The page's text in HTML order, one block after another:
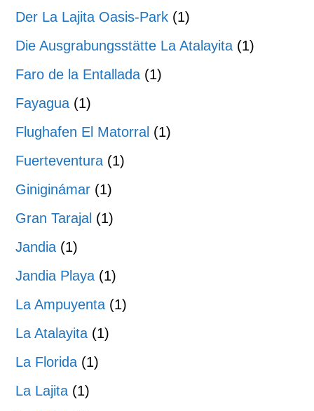
Der La Lajita Oasis-Park (1)
Die Ausgrabungsstätte La Atalayita (1)
Faro de la Entallada (1)
Fayagua (1)
Flughafen El Matorral (1)
Fuerteventura (1)
Giniginámar (1)
Gran Tarajal (1)
Jandia (1)
Jandia Playa (1)
La Ampuyenta (1)
La Atalayita (1)
La Florida (1)
La Lajita (1)